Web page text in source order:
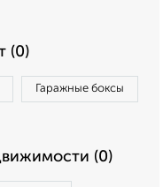
(0)
Гаражные боксы
(0)